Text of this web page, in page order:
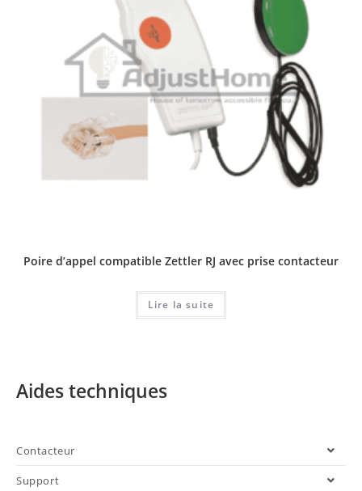
Poire d’appel compatible Zettler RJ avec prise contacteur
Lire la suite
Aides techniques
Contacteur
Support